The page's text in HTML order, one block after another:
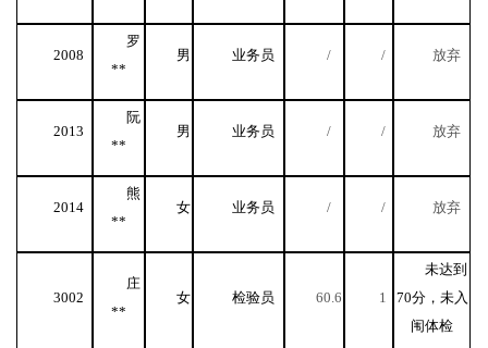
2008
罗
**
男 业务员 / / 放弃
2013
阮
**
男 业务员 / / 放弃
2014
熊
**
女 业务员 / / 放弃
3002
庄
**
女 检验员 60.6 1
未达到
70分，未入
闱体检